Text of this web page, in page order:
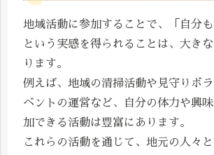
地域活動に参加することで、「自分も
という実感を得られることは、大き
ります。
例えば、地域の清掃活動や見守りボ
ベントの運営など、自分の体力や興
加できる活動は豊富にあります。
これらの活動を通じて、地元の人々